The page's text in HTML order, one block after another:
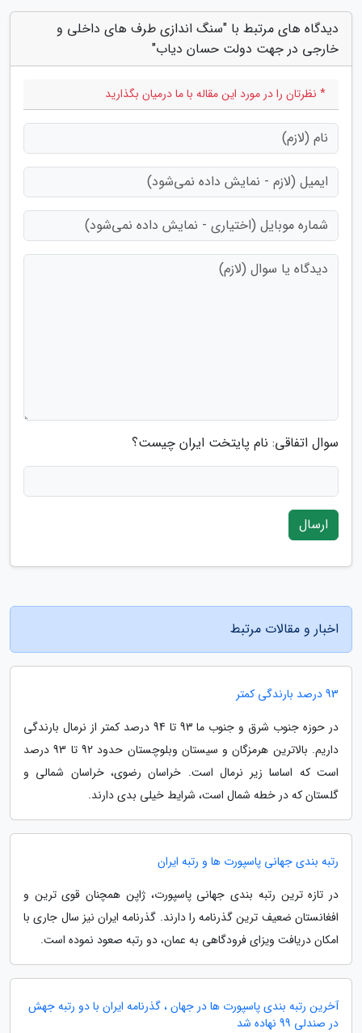
دیدگاه های مرتبط با "سنگ اندازی طرف های داخلی و
خارجی در جهت دولت حسان دیاب"
* نظرتان را در مورد این مقاله با ما درمیان بگذارید
سوال اتفاقی: نام پایتخت ایران چیست؟
ارسال
اخبار و مقالات مرتبط
93 درصد بارندگی کمتر
در حوزه جنوب شرق و جنوب ما 93 تا 94 درصد کمتر از نرمال بارندگی
داریم. بالاترین هرمزگان و سیستان وبلوچستان حدود 92 تا 93 درصد
است که اساسا زیر نرمال است. خراسان رضوی، خراسان شمالی و
گلستان که در خطه شمال است، شرایط خیلی بدی دارند.
رتبه بندی جهانی پاسپورت ها و رتبه ایران
در تازه ترین رتبه بندی جهانی پاسپورت، ژاپن همچنان قوی ترین و
افغانستان ضعیف ترین گذرنامه را دارند. گذرنامه ایران نیز سال جاری با
امکان دریافت ویزای فرودگاهی به عمان، دو رتبه صعود نموده است.
آخرین رتبه بندی پاسپورت ها در جهان ، گذرنامه ایران با دو رتبه جهش
در صندلی 99 نهاده شد